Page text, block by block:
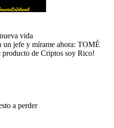
vida
un jefe y mírame ahora: TOMÉ
de Criptos soy Rico!
a perder